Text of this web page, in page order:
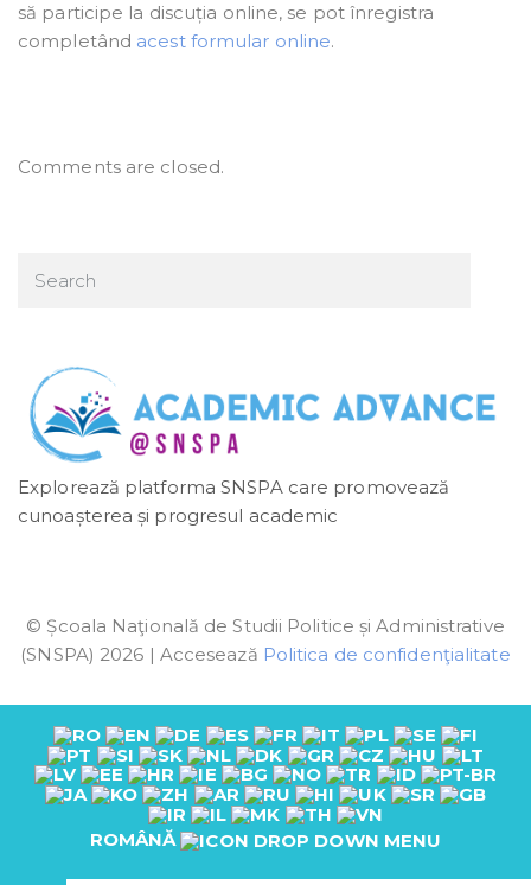
să participe la discuția online, se pot înregistra
completând acest formular online.
Comments are closed.
Explorează platforma SNSPA care promovează
cunoașterea și progresul academic
© Școala Naţională de Studii Politice și Administrative
(SNSPA) 2026 | Accesează Politica de confidenţialitate
ROMÂNĂ